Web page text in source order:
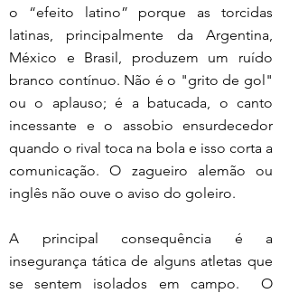
o “efeito latino” porque as torcidas
latinas, principalmente da Argentina,
México e Brasil, produzem um ruído
branco contínuo. Não é o "grito de gol"
ou o aplauso; é a batucada, o canto
incessante e o assobio ensurdecedor
quando o rival toca na bola e isso corta a
comunicação. O zagueiro alemão ou
inglês não ouve o aviso do goleiro.
A principal consequência é a
insegurança tática de alguns atletas que
se sentem isolados em campo.  O